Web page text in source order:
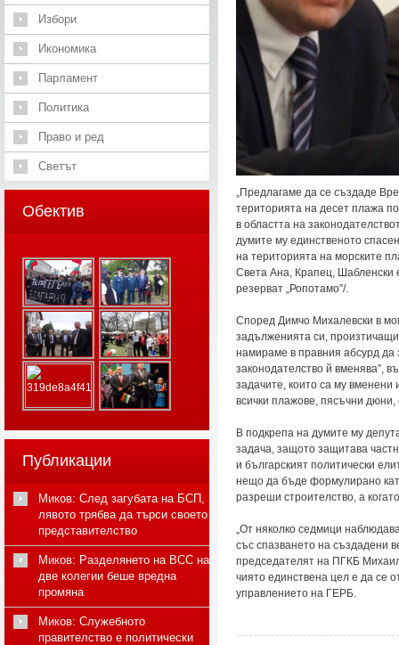
„Предлагаме да се създаде
територията на десет плажа
в областта на
думите му единственото
на територията на морските
Света Ана, Крапец, Шабленски
резерват „Ропотамо”/.
Според Димчо Михалевски в
задълженията си, произтичащи
намираме в правния абсурд да
законодателство й вменява”,
задачите, които са му
всички плажове, пясъчни дюни,
В подкрепа на думите му
задача, защото защитава
и българският политически
нещо да бъде формулирано
разреши строителство, а
„От няколко седмици
със спазването на създадени
председателят на ПГКБ
чиято единствена цел е да се
управлението на ГЕРБ.
Избори
Икономика
Парламент
Политика
Право и ред
Светът
Обектив
Публикации
Миков: След загубата на БСП,
лявото трябва да търси своето
представителство
Миков: Разделянето на ВСС на
две колегии беше вредна
промяна
Миков: Служебното
правителство е политически